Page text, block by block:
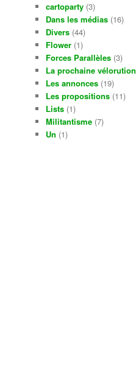
cartoparty (3)
Dans les médias (16)
Divers (44)
Flower (1)
Forces Parallèles (3)
La prochaine vélorution
Les annonces (19)
Les propositions (11)
Lists (1)
Militantisme (7)
Un (1)